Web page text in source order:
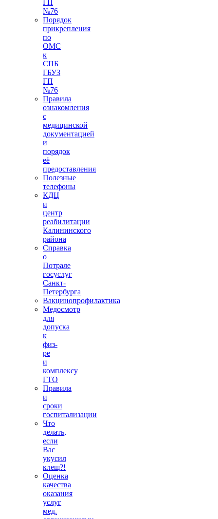
ГП
№76
Порядок
прикрепления
по
ОМС
к
СПБ
ГБУЗ
ГП
№76
Правила
ознакомления
с
медицинской
документацией
и
порядок
её
предоставления
Полезные
телефоны
КДЦ
и
центр
реабилитации
Калининского
района
Справка
о
Потрале
госуслуг
Санкт-
Петербурга
Вакцинопрофилактика
Медосмотр
для
допуска
к
физ-
ре
и
комплексу
ГТО
Правила
и
сроки
госпитализации
Что
делать,
если
Вас
укусил
клещ?!
Оценка
качества
оказания
услуг
мед.